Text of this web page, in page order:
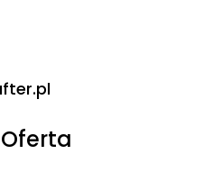
Oferta